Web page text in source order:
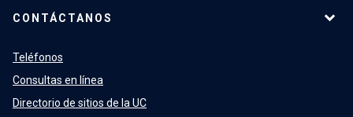
CONTÁCTANOS
Teléfonos
Consultas en línea
Directorio de sitios de la UC